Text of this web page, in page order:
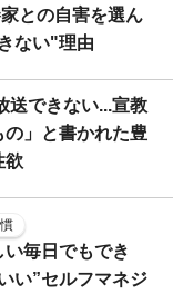
との自害を選ん
ない"理由
送できない...宣教
」と書かれた豊
欲
毎日でもでき
い”セルフマネジ